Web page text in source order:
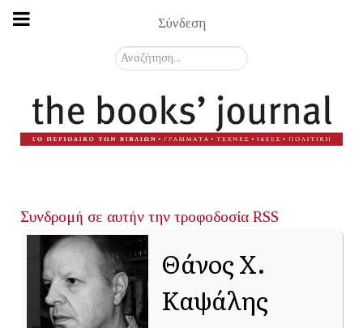
Σύνδεση
Αναζήτηση...
Συνδρομή σε αυτήν την τροφοδοσία RSS
Θάνος Χ.
Καψάλης